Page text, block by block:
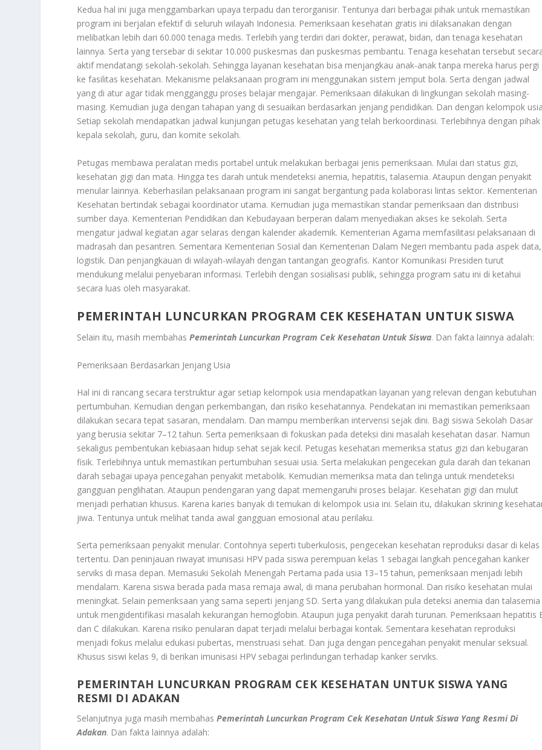
Kedua hal ini juga menggambarkan upaya terpadu dan terorganisir. Tentunya dari berbagai pihak untuk memastikan
program ini berjalan efektif di seluruh wilayah Indonesia. Pemeriksaan kesehatan gratis ini dilaksanakan dengan
melibatkan lebih dari 60.000 tenaga medis. Terlebih yang terdiri dari dokter, perawat, bidan, dan tenaga kesehatan
lainnya. Serta yang tersebar di sekitar 10.000 puskesmas dan puskesmas pembantu. Tenaga kesehatan tersebut
aktif mendatangi sekolah-sekolah. Sehingga layanan kesehatan bisa menjangkau anak-anak tanpa mereka harus pergi
ke fasilitas kesehatan. Mekanisme pelaksanaan program ini menggunakan sistem jemput bola. Serta dengan jadwal
yang di atur agar tidak mengganggu proses belajar mengajar. Pemeriksaan dilakukan di lingkungan sekolah masing-
masing. Kemudian juga dengan tahapan yang di sesuaikan berdasarkan jenjang pendidikan. Dan dengan kelompok
Setiap sekolah mendapatkan jadwal kunjungan petugas kesehatan yang telah berkoordinasi. Terlebihnya dengan pihak
kepala sekolah, guru, dan komite sekolah.
Petugas membawa peralatan medis portabel untuk melakukan berbagai jenis pemeriksaan. Mulai dari status gizi,
kesehatan gigi dan mata. Hingga tes darah untuk mendeteksi anemia, hepatitis, talasemia. Ataupun dengan penyakit
menular lainnya. Keberhasilan pelaksanaan program ini sangat bergantung pada kolaborasi lintas sektor. Kementerian
Kesehatan bertindak sebagai koordinator utama. Kemudian juga memastikan standar pemeriksaan dan distribusi
sumber daya. Kementerian Pendidikan dan Kebudayaan berperan dalam menyediakan akses ke sekolah. Serta
mengatur jadwal kegiatan agar selaras dengan kalender akademik. Kementerian Agama memfasilitasi pelaksanaan di
madrasah dan pesantren. Sementara Kementerian Sosial dan Kementerian Dalam Negeri membantu pada aspek data,
logistik. Dan penjangkauan di wilayah-wilayah dengan tantangan geografis. Kantor Komunikasi Presiden turut
mendukung melalui penyebaran informasi. Terlebih dengan sosialisasi publik, sehingga program satu ini di ketahui
secara luas oleh masyarakat.
PEMERINTAH LUNCURKAN PROGRAM CEK KESEHATAN UNTUK SISWA
Selain itu, masih membahasPemerintah Luncurkan Program Cek Kesehatan Untuk Siswa. Dan fakta lainnya adalah:
Pemeriksaan Berdasarkan Jenjang Usia
Hal ini di rancang secara terstruktur agar setiap kelompok usia mendapatkan layanan yang relevan dengan kebutuhan
pertumbuhan. Kemudian dengan perkembangan, dan risiko kesehatannya. Pendekatan ini memastikan pemeriksaan
dilakukan secara tepat sasaran, mendalam. Dan mampu memberikan intervensi sejak dini. Bagi siswa Sekolah Dasar
yang berusia sekitar 7–12 tahun. Serta pemeriksaan di fokuskan pada deteksi dini masalah kesehatan dasar. Namun
sekaligus pembentukan kebiasaan hidup sehat sejak kecil. Petugas kesehatan memeriksa status gizi dan kebugaran
fisik. Terlebihnya untuk memastikan pertumbuhan sesuai usia. Serta melakukan pengecekan gula darah dan tekanan
darah sebagai upaya pencegahan penyakit metabolik. Kemudian memeriksa mata dan telinga untuk mendeteksi
gangguan penglihatan. Ataupun pendengaran yang dapat memengaruhi proses belajar. Kesehatan gigi dan mulut
menjadi perhatian khusus. Karena karies banyak di temukan di kelompok usia ini. Selain itu, dilakukan skrining
jiwa. Tentunya untuk melihat tanda awal gangguan emosional atau perilaku.
Serta pemeriksaan penyakit menular. Contohnya seperti tuberkulosis, pengecekan kesehatan reproduksi dasar di kelas
tertentu. Dan peninjauan riwayat imunisasi HPV pada siswa perempuan kelas 1 sebagai langkah pencegahan kanker
serviks di masa depan. Memasuki Sekolah Menengah Pertama pada usia 13–15 tahun, pemeriksaan menjadi lebih
mendalam. Karena siswa berada pada masa remaja awal, di mana perubahan hormonal. Dan risiko kesehatan mulai
meningkat. Selain pemeriksaan yang sama seperti jenjang SD. Serta yang dilakukan pula deteksi anemia dan talasemia
untuk mengidentifikasi masalah kekurangan hemoglobin. Ataupun juga penyakit darah turunan. Pemeriksaan hepatitis
dan C dilakukan. Karena risiko penularan dapat terjadi melalui berbagai kontak. Sementara kesehatan reproduksi
menjadi fokus melalui edukasi pubertas, menstruasi sehat. Dan juga dengan pencegahan penyakit menular seksual.
Khusus siswi kelas 9, di berikan imunisasi HPV sebagai perlindungan terhadap kanker serviks.
PEMERINTAH LUNCURKAN PROGRAM CEK KESEHATAN UNTUK SISWA YANG
RESMI DI ADAKAN
Selanjutnya juga masih membahasPemerintah Luncurkan Program Cek Kesehatan Untuk Siswa Yang Resmi Di
Adakan. Dan fakta lainnya adalah: